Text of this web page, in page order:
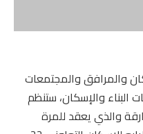
والمرافق والمجتمعات
البناء والإسكان، ستنظم
والذي يعقد للمرة